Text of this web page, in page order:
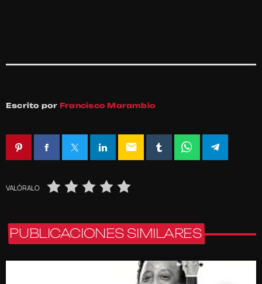
Escrito por Francisco Marambio
email
VALÓRALO
PUBLICACIONES SIMILARES